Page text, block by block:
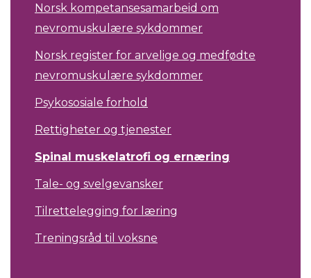
Norsk kompetansesamarbeid om
nevromuskulære sykdommer
Norsk register for arvelige og medfødte
nevromuskulære sykdommer
Psykososiale forhold
Rettigheter og tjenester
Spinal muskelatrofi og ernæring
Tale- og svelgevansker
Tilrettelegging for læring
Treningsråd til voksne